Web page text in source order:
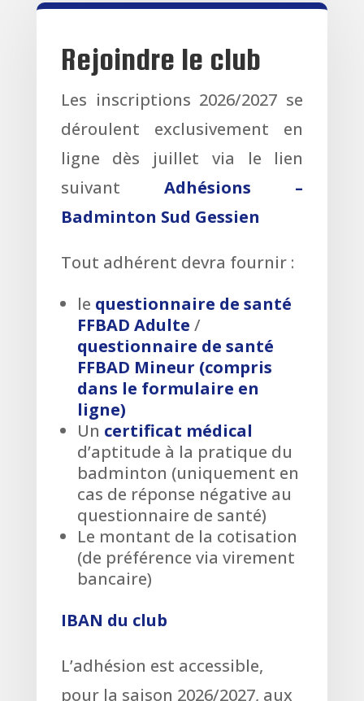
Rejoindre le club
Les inscriptions 2026/2027 se
déroulent exclusivement en
ligne dès juillet via le lien
suivant Adhésions –
Badminton Sud Gessien
Tout adhérent devra fournir :
le questionnaire de santé
FFBAD Adulte /
questionnaire de santé
FFBAD Mineur (compris
dans le formulaire en
ligne)
Un certificat médical
d’aptitude à la pratique du
badminton (uniquement en
cas de réponse négative au
questionnaire de santé)
Le montant de la cotisation
(de préférence via virement
bancaire)
IBAN du club
L’adhésion est accessible,
pour la saison 2026/2027, aux